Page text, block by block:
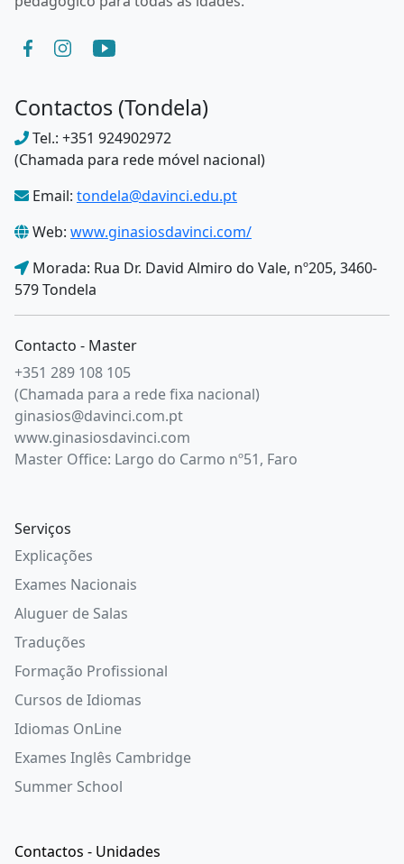
Contactos (Tondela)
Tel.: +351 924902972
(Chamada para rede móvel nacional)
Email: tondela@davinci.edu.pt
Web: www.ginasiosdavinci.com/
Morada: Rua Dr. David Almiro do Vale, nº205, 3460-
579 Tondela
Contacto - Master
+351 289 108 105
(Chamada para a rede fixa nacional)
ginasios@davinci.com.pt
www.ginasiosdavinci.com
Master Office: Largo do Carmo nº51, Faro
Serviços
Explicações
Exames Nacionais
Aluguer de Salas
Traduções
Formação Profissional
Cursos de Idiomas
Idiomas OnLine
Exames Inglês Cambridge
Summer School
Contactos - Unidades